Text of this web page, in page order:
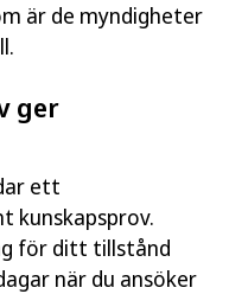
är de myndigheter
ger
ett
kunskapsprov.
för ditt tillstånd
när du ansöker